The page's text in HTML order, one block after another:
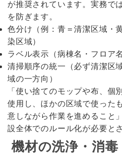
が推奨されています。実務で
を防ぎます。
色分け（例：青＝清潔区域・
染区域）
ラベル表示（病棟名・フロア
清掃順序の統一（必ず清潔
域の一方向）
「使い捨てのモップや布、個
使用し、ほかの区域で使った
意しながら作業を進めること
設全体でのルール化が必要と
機材の洗浄・消